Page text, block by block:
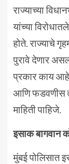
राज्याच्या
यांच्या
होते. राज्याचे
पुरावे देणार
प्रकार काय
आणि फडवणीस
माहिती पाहिजे.
इसाक बागवान
मुंबई पोलिसात